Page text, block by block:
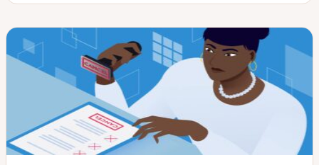
a
a
e
a
t
u
i
z
a
ç
ã
o
i
o
g
o